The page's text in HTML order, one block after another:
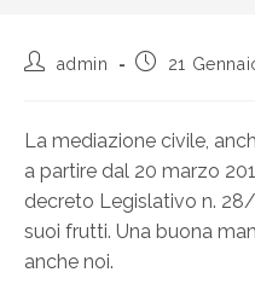
admin 21
La mediazione civile,
a partire dal 20 marzo
decreto Legislativo n.
suoi frutti. Una buona
anche noi.